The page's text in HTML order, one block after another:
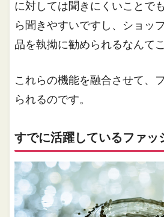
に対しては聞きにくいことで
ら聞きやすいですし、ショッ
品を執拗に勧められるなんて
これらの機能を融合させて、
られるのです。
すでに活躍しているファッ